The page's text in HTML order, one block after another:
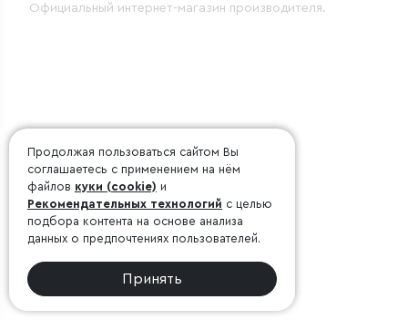
Официальный интернет-магазин производителя.
Продолжая пользоваться сайтом Вы
соглашаетесь с применением на нём
файлов куки (cookie) и
Рекомендательных технологий с целью
подбора контента на основе анализа
данных о предпочтениях пользователей.
Принять